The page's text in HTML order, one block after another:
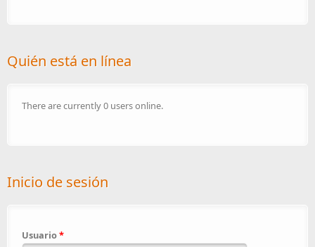
Quién está en línea
There are currently 0 users online.
Inicio de sesión
Usuario*